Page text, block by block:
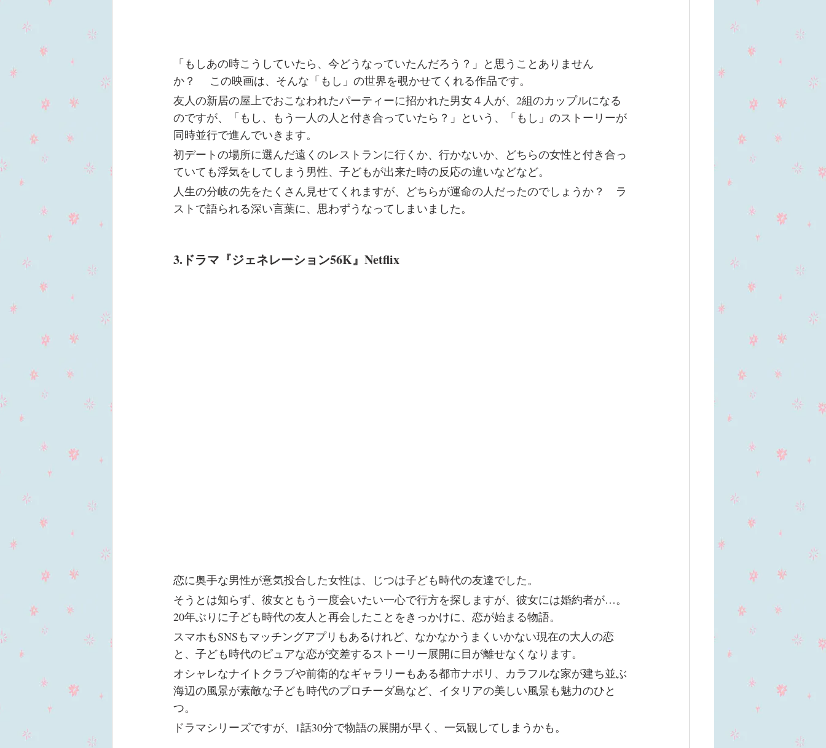
「もしあの時こうしていたら、今どうなっていたんだろう？」と思うことありません
か？　 この映画は、そんな「もし」の世界を覗かせてくれる作品です。
友人の新居の屋上でおこなわれたパーティーに招かれた男女４人が、2組のカップルになる
のですが、「もし、もう一人の人と付き合っていたら？」という、「もし」のストーリーが
同時並行で進んでいきます。
初デートの場所に選んだ遠くのレストランに行くか、行かないか、どちらの女性と付き合っ
ていても浮気をしてしまう男性、子どもが出来た時の反応の違いなどなど。
人生の分岐の先をたくさん見せてくれますが、どちらが運命の人だったのでしょうか？　ラ
ストで語られる深い言葉に、思わずうなってしまいました。
3.ドラマ『ジェネレーション56K』Netflix
恋に奥手な男性が意気投合した女性は、じつは子ども時代の友達でした。
そうとは知らず、彼女ともう一度会いたい一心で行方を探しますが、彼女には婚約者が…。
20年ぶりに子ども時代の友人と再会したことをきっかけに、恋が始まる物語。
スマホもSNSもマッチングアプリもあるけれど、なかなかうまくいかない現在の大人の恋
と、子ども時代のピュアな恋が交差するストーリー展開に目が離せなくなります。
オシャレなナイトクラブや前衛的なギャラリーもある都市ナポリ、カラフルな家が建ち並ぶ
海辺の風景が素敵な子ども時代のプロチーダ島など、イタリアの美しい風景も魅力のひと
つ。
ドラマシリーズですが、1話30分で物語の展開が早く、一気観してしまうかも。